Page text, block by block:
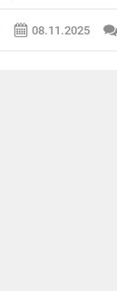
08.11.2025